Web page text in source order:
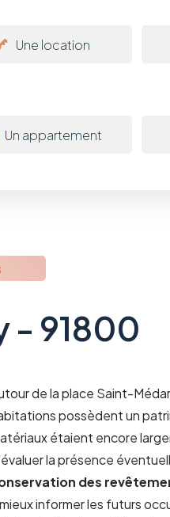
Une location
Un appartement
- 91800
de la place Saint-
possèdent un
étaient encore
la présence
des
informer les futurs